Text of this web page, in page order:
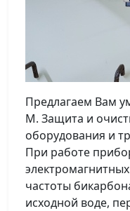
Предлагаем Вам
М. Защита и
оборудования и
При работе
частоты
исходной воде,